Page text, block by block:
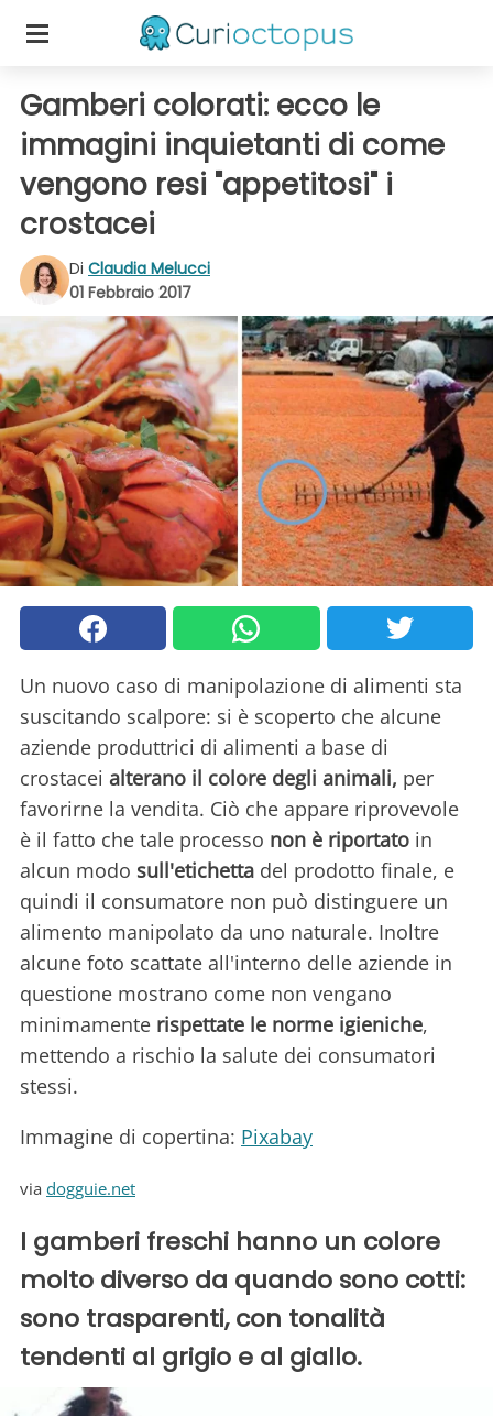
Gamberi colorati: ecco le
immagini inquietanti di come
vengono resi "appetitosi" i
crostacei
Di Claudia Melucci
01 Febbraio 2017
Un nuovo caso di manipolazione di alimenti sta
suscitando scalpore: si è scoperto che alcune
aziende produttrici di alimenti a base di
crostacei alterano il colore degli animali, per
favorirne la vendita. Ciò che appare riprovevole
è il fatto che tale processo non è riportato in
alcun modo sull'etichetta del prodotto finale, e
quindi il consumatore non può distinguere un
alimento manipolato da uno naturale. Inoltre
alcune foto scattate all'interno delle aziende in
questione mostrano come non vengano
minimamente rispettate le norme igieniche,
mettendo a rischio la salute dei consumatori
stessi.
Immagine di copertina: Pixabay
via dogguie.net
I gamberi freschi hanno un colore
molto diverso da quando sono cotti:
sono trasparenti, con tonalità
tendenti al grigio e al giallo.